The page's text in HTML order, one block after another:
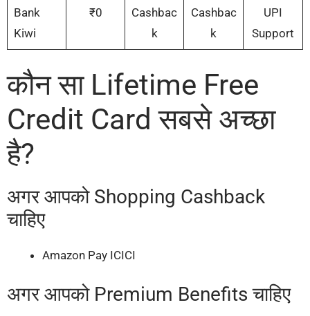
Bank
Kiwi
₹0
Cashbac
k
Cashbac
k
UPI
Support
कौन सा Lifetime Free
Credit Card सबसे अच्छा
है?
अगर आपको Shopping Cashback
चाहिए
Amazon Pay ICICI
अगर आपको Premium Benefits चाहिए